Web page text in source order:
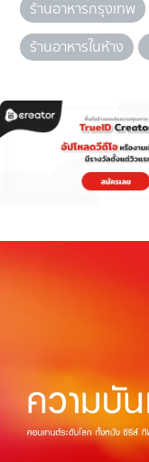
ร้านอาหารกรุงเทพ
ร้านอาหารในห้าง